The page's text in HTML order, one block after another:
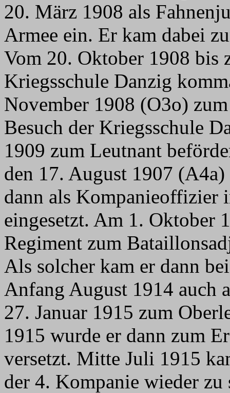
20. März 1908 als
Armee ein. Er kam dabei
Vom 20. Oktober 1908 bis
Kriegsschule Danzig
November 1908 (O3o)
Besuch der Kriegsschule
1909 zum Leutnant
den 17. August 1907
dann als Kompanieoffizier
eingesetzt. Am 1. Oktober
Regiment zum
Als solcher kam er dann
Anfang August 1914 auch
27. Januar 1915 zum
1915 wurde er dann zum
versetzt. Mitte Juli 1915
der 4. Kompanie wieder